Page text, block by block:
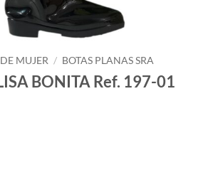
MUJER / BOTAS PLANAS SRA
BONITA Ref. 197-01